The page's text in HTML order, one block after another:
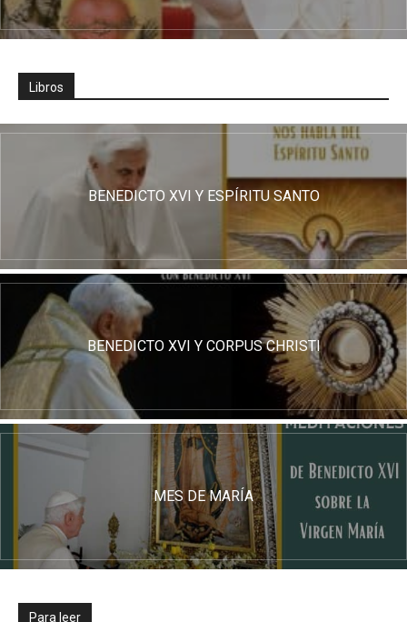
Libros
BENEDICTO XVI Y ESPÍRITU SANTO
BENEDICTO XVI Y CORPUS CHRISTI
MES DE MARÍA
Para leer